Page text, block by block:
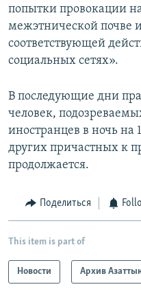
попытки провокации
межэтнической почве
соответствующей
социальных сетях».
В последующие дни
человек,
иностранцев в ночь на
других причастных к
продолжается.
Поделиться
This item is part of
Новости Архив